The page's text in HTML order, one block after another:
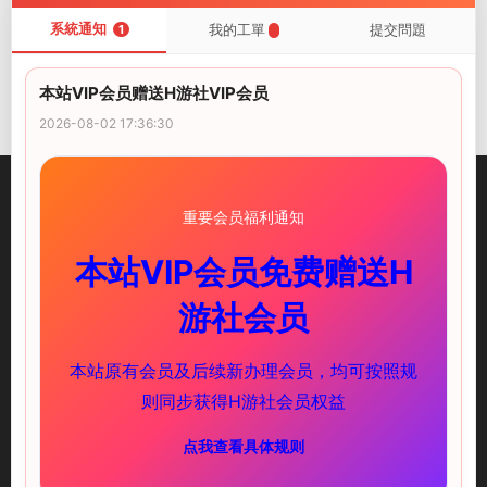
評論 0
請先登錄
illusion中國-I社中國官方網站
服務支持
新手必讀
下載教程
系統通知 1 我的工單 提交問題
本站VIP会员赠送H游社VIP会员
2026-08-02 17:36:30
重要会员福利通知
本站VIP会员免费赠送H
游社会员
本站原有会员及后续新办理会员，均可按照规
则同步获得H游社会员权益
点我查看具体规则